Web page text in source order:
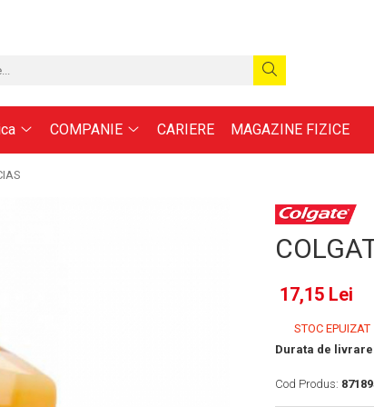
COMPANIE CARIERE MAGAZINE FIZICE
17,15 Lei
STOC EPUIZAT
Durata de
Cod Produs: